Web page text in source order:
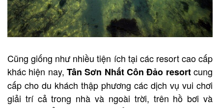
Cũng giống như nhiều tiện ích tại các resort cao cấp
khác hiện nay, Tân Sơn Nhất Côn Đảo resortcung
cấp cho du khách thập phương các dịch vụ vui chơi
giải trí cả trong nhà và ngoài trời, trên hồ bơi và